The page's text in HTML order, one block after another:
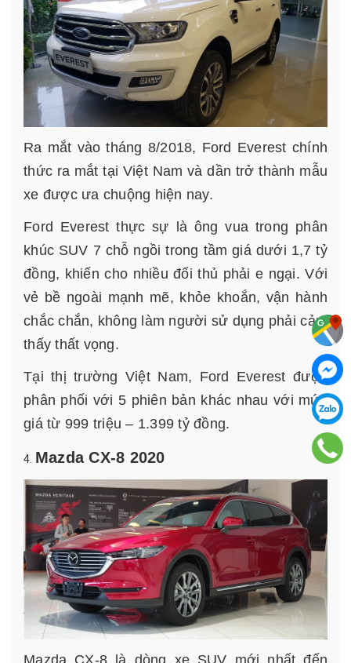
Ra mắt vào tháng 8/2018, Ford Everest chính
thức ra mắt tại Việt Nam và dần trở thành mẫu
xe được ưa chuộng hiện nay.
Ford Everest thực sự là ông vua trong phân
khúc SUV 7 chỗ ngồi trong tầm giá dưới 1,7 tỷ
đồng, khiến cho nhiều đối thủ phải e ngại. Với
vẻ bề ngoài mạnh mẽ, khỏe khoắn, vận hành
chắc chắn, không làm người sử dụng phải cảm
thấy thất vọng.
Tại thị trường Việt Nam, Ford Everest được
phân phối với 5 phiên bản khác nhau với mức
giá từ 999 triệu – 1.399 tỷ đồng.
Mazda CX-8 2020